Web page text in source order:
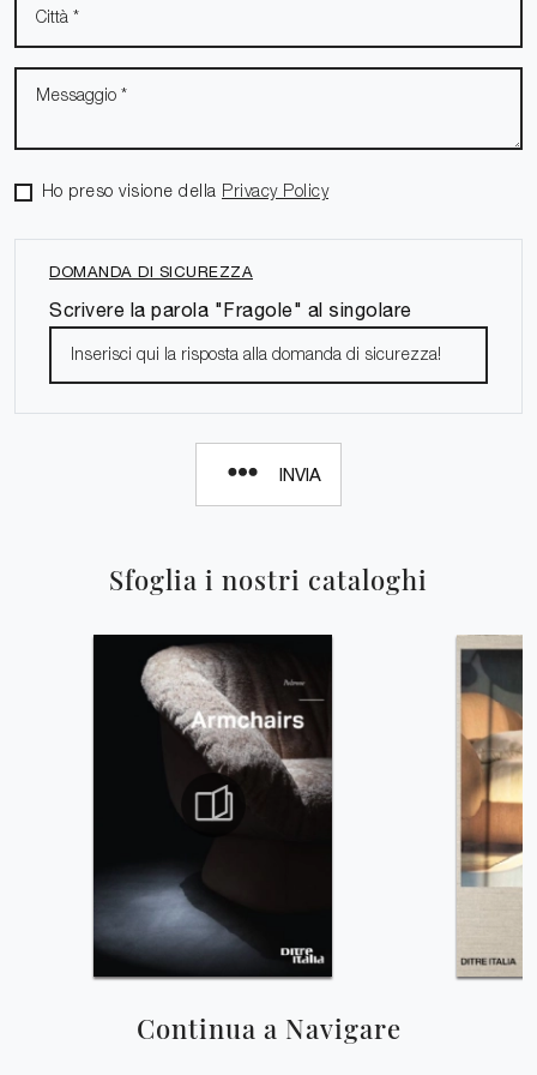
Sfoglia i nostri cataloghi
Continua a Navigare
Ho preso visione della Privacy Policy
DOMANDA DI SICUREZZA
Scrivere la parola "Fragole" al singolare
INVIA